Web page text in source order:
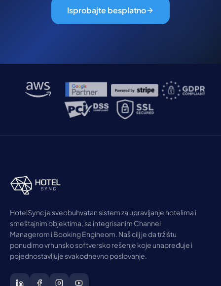
Isprobajte besplatno
HotelSync je sveobuhvatan sistem za upravljanje hotelima i
smeštajnim objektima, sa integrisanim Channel
Managerom i Booking Engineom. Naš cilj je da tržištu
ponudimo vrhunsko softversko rešenje koje unapređuje i
pojednostavljuje svakodnevno poslovanje.